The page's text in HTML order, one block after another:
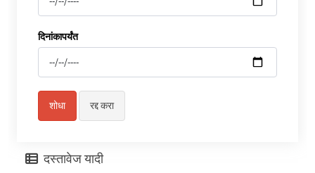
दिनांकापर्यंत
दस्तावेज यादी